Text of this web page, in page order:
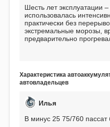
Шесть лет эксплуатации
использовалась
практически без
экстремальные морозы,
предварительно
использования не было
EFB 75. Судя по
превосходит предыдущую
Характеристика
автовладельцев
Илья
В минус 25 75/760 пассат